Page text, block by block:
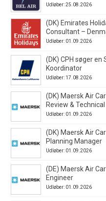
Udløber: 25.08.2026
(DK) Emirates
Consultant –
Udløber: 01.09.2026
(DK) CPH søger
Koordinator
Udløber: 17.08.2026
(DK) Maersk Air
Review &
Udløber: 01.09.2026
(DK) Maersk Air
Planning Manager
Udløber: 01.09.2026
(DE) Maersk Air
Engineer
Udløber: 01.09.2026